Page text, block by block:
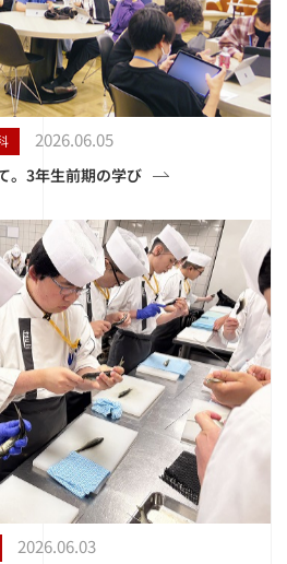
2026.06.05
。3年生前期の学び
2026.06.03